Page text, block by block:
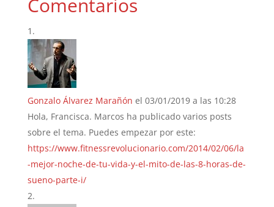
Comentarios
Gonzalo Álvarez Marañón el 03/01/2019 a las 10:28
Hola, Francisca. Marcos ha publicado varios posts
sobre el tema. Puedes empezar por este:
https://www.fitnessrevolucionario.com/2014/02/06/la
-mejor-noche-de-tu-vida-y-el-mito-de-las-8-horas-de-
sueno-parte-i/